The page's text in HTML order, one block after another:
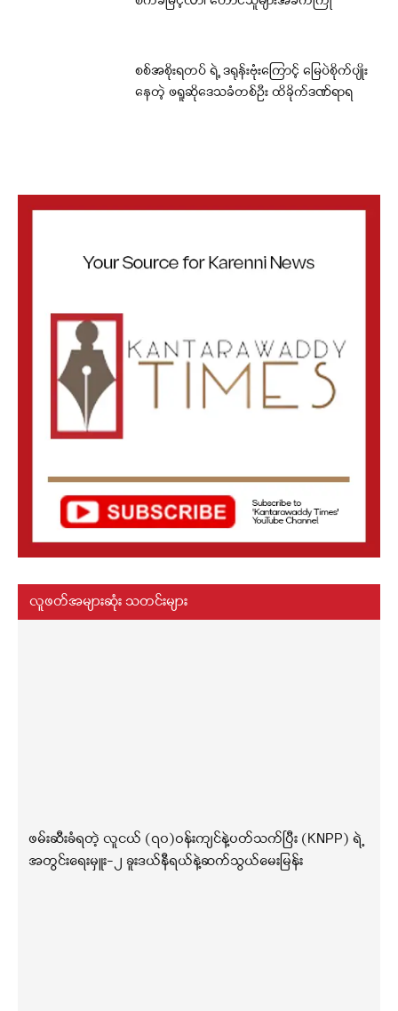
စစ်အစိုးရတပ် ရဲ့ ဒရုန်းဗုံးကြောင့် မြေပဲစိုက်ပျိုး
နေတဲ့ ဖရူဆိုဒေသခံတစ်ဦး ထိခိုက်ဒဏ်ရာရ
လူဖတ်အများဆုံး သတင်းများ
ဖမ်းဆီးခံရတဲ့ လူငယ် (၇၀)ဝန်းကျင်နဲ့ပတ်သက်ပြီး (KNPP) ရဲ့
အတွင်းရေးမှူး-၂ ခူးဒယ်နီရယ်နဲ့ဆက်သွယ်မေးမြန်း